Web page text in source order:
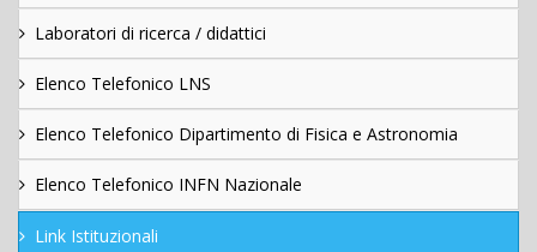
Laboratori di ricerca / didattici
Elenco Telefonico LNS
Elenco Telefonico Dipartimento di Fisica e Astronomia
Elenco Telefonico INFN Nazionale
Link Istituzionali